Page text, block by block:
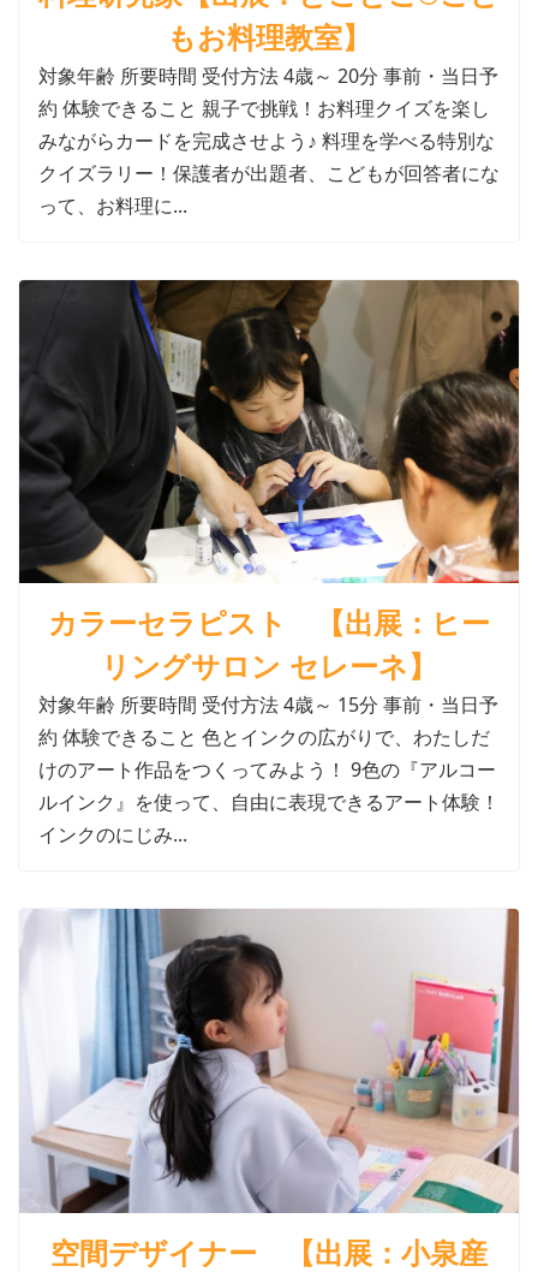
もお料理教室】
対象年齢 所要時間 受付方法 4歳～ 20分 事前・当日予
約 体験できること 親子で挑戦！お料理クイズを楽し
みながらカードを完成させよう♪ 料理を学べる特別な
クイズラリー！保護者が出題者、こどもが回答者にな
って、お料理に...
カラーセラピスト 【出展：ヒー
リングサロン セレーネ】
対象年齢 所要時間 受付方法 4歳～ 15分 事前・当日予
約 体験できること 色とインクの広がりで、わたしだ
けのアート作品をつくってみよう！ 9色の『アルコー
ルインク』を使って、自由に表現できるアート体験！
インクのにじみ...
空間デザイナー 【出展：小泉産